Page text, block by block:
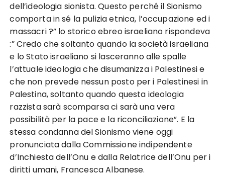
dell’ideologia sionista. Questo perché il Sionismo
comporta in sé la pulizia etnica, l’occupazione ed i
massacri ?” lo storico ebreo israeliano rispondeva
:” Credo che soltanto quando la società israeliana
e lo Stato israeliano si lasceranno alle spalle
l’attuale ideologia che disumanizza i Palestinesi e
che non prevede nessun posto per i Palestinesi in
Palestina, soltanto quando questa ideologia
razzista sarà scomparsa ci sarà una vera
possibilità per la pace e la riconciliazione”. E la
stessa condanna del Sionismo viene oggi
pronunciata dalla Commissione indipendente
d’Inchiesta dell’Onu e dalla Relatrice dell’Onu per i
diritti umani, Francesca Albanese.